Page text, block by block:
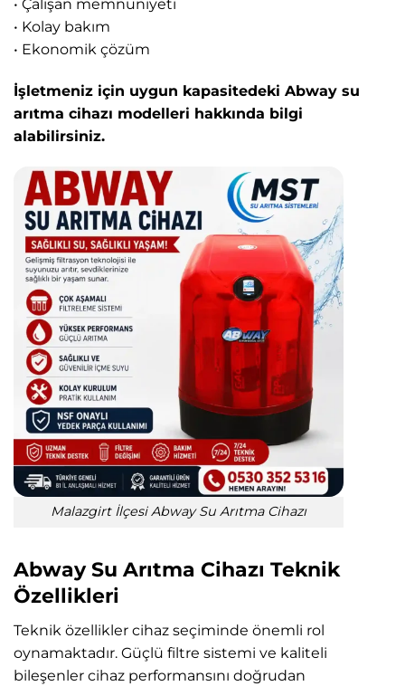
• Çalışan memnuniyeti
• Kolay bakım
• Ekonomik çözüm
İşletmeniz için uygun kapasitedeki Abway su
arıtma cihazı modelleri hakkında bilgi
alabilirsiniz.
Malazgirt İlçesi Abway Su Arıtma Cihazı
Abway Su Arıtma Cihazı Teknik
Özellikleri
Teknik özellikler cihaz seçiminde önemli rol
oynamaktadır. Güçlü filtre sistemi ve kaliteli
bileşenler cihaz performansını doğrudan